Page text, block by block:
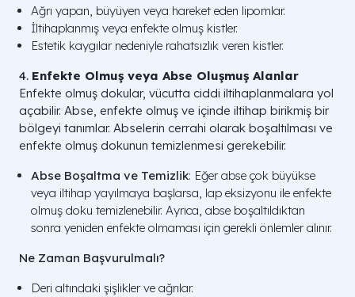
Ağrı yapan, büyüyen veya hareket eden lipomlar.
İltihaplanmış veya enfekte olmuş kistler.
Estetik kaygılar nedeniyle rahatsızlık veren kistler.
4. Enfekte Olmuş veya Abse Oluşmuş Alanlar
Enfekte olmuş dokular, vücutta ciddi iltihaplanmalara yol
açabilir. Abse, enfekte olmuş ve içinde iltihap birikmiş bir
bölgeyi tanımlar. Abselerin cerrahi olarak boşaltılması ve
enfekte olmuş dokunun temizlenmesi gerekebilir.
Abse Boşaltma ve Temizlik: Eğer abse çok büyükse
veya iltihap yayılmaya başlarsa, lap eksizyonu ile enfekte
olmuş doku temizlenebilir. Ayrıca, abse boşaltıldıktan
sonra yeniden enfekte olmaması için gerekli önlemler alınır.
Ne Zaman Başvurulmalı?
Deri altındaki şişlikler ve ağrılar.